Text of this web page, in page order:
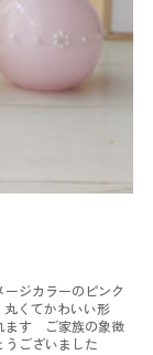
ジカラーのピンク
くてかわいい形
ます ご家族の象徴
うございました